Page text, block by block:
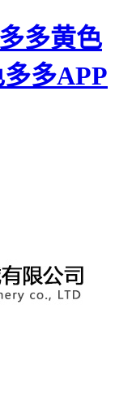
多黄色
多APP